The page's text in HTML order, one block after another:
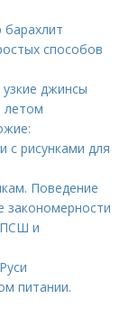
способов
джинсы
летом
с рисунками для
Поведение
закономерности
ПСШ и
питании.